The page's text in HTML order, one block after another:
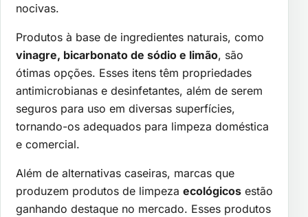
nocivas.
Produtos à base de ingredientes naturais, como
vinagre, bicarbonato de sódio e limão, são
ótimas opções. Esses itens têm propriedades
antimicrobianas e desinfetantes, além de serem
seguros para uso em diversas superfícies,
tornando-os adequados para limpeza doméstica
e comercial.
Além de alternativas caseiras, marcas que
produzem produtos de limpeza ecológicos estão
ganhando destaque no mercado. Esses produtos